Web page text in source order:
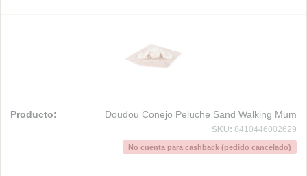
Doudou Conejo Peluche Sand Walking Mum
SKU: 8410446002629
No cuenta para cashback (pedido cancelado)